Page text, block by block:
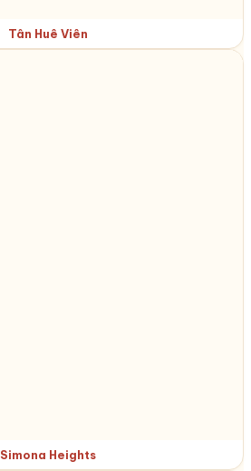
Tân Huê Viên
Simona Heights